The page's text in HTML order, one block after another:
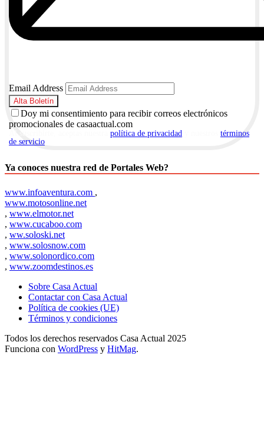
Email Address
Doy mi consentimiento para recibir correos electrónicos
promocionales de casaactual.com
política de privacidad
términos
de servicio
Ya conoces nuestra red de Portales Web?
www.infoaventura.com ,
www.motosonline.net
, www.elmotor.net
, www.cucaboo.com
, ww.soloski.net
, www.solosnow.com
, www.solonordico.com
, www.zoomdestinos.es
Sobre Casa Actual
Contactar con Casa Actual
Política de cookies (UE)
Términos y condiciones
Todos los derechos reservados Casa Actual 2025
Funciona con WordPress y HitMag.